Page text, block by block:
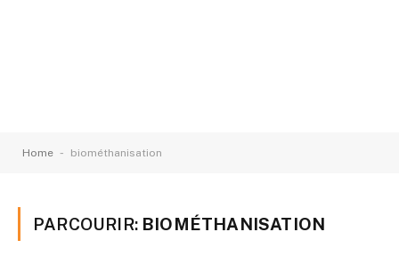
Home - biométhanisation
PARCOURIR: BIOMÉTHANISATION